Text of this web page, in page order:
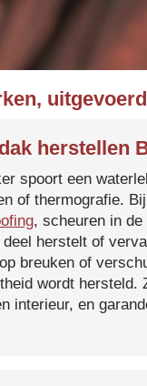
herstellen
spoort een
of thermografie.
, scheuren in
deel herstelt of
breuken of
wordt hersteld.
interieur, en